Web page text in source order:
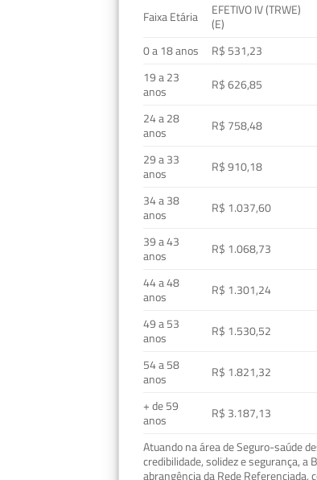
Faixa Etária
EFETIVO IV (TRWE)
(E)
0 a 18 anos
R$ 531,23
19 a 23
anos
R$ 626,85
24 a 28
anos
R$ 758,48
29 a 33
anos
R$ 910,18
34 a 38
anos
R$ 1.037,60
39 a 43
anos
R$ 1.068,73
44 a 48
anos
R$ 1.301,24
49 a 53
anos
R$ 1.530,52
54 a 58
anos
R$ 1.821,32
+ de 59
anos
R$ 3.187,13
Atuando na área de Seguro-saúde
credibilidade, solidez e segurança,
abrangência da Rede